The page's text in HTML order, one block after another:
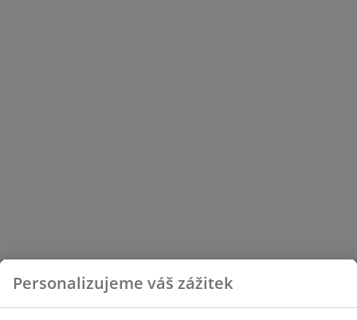
Personalizujeme váš zážitek